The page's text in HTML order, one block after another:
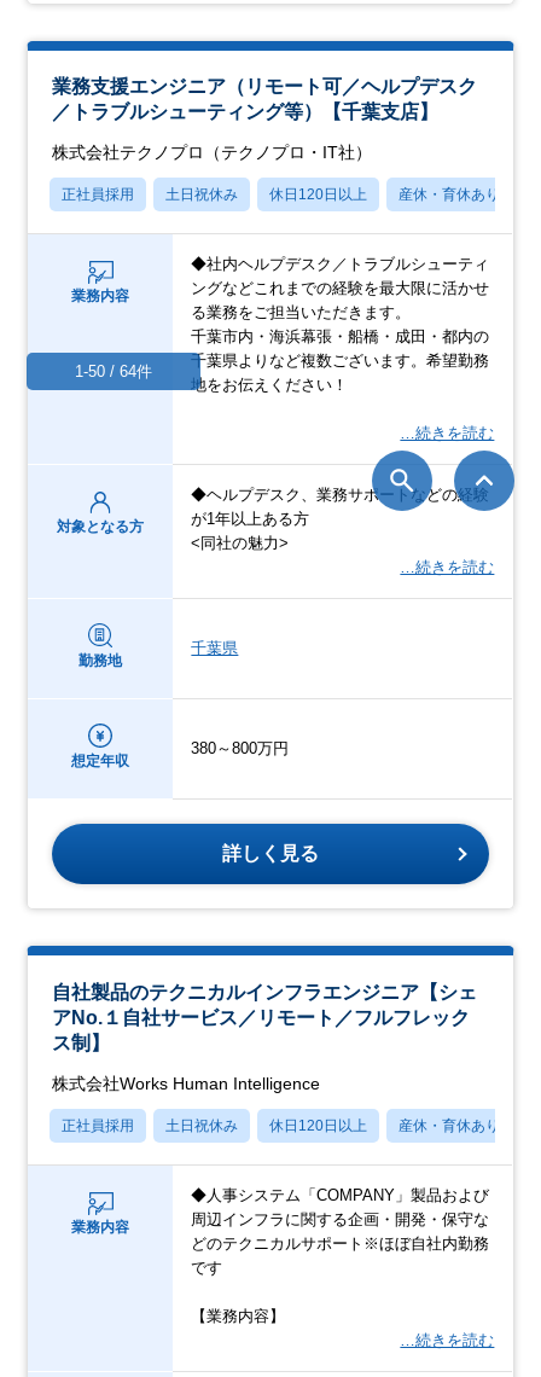
業務支援エンジニア（リモート可／ヘルプデスク
／トラブルシューティング等）【千葉支店】
株式会社テクノプロ（テクノプロ・IT社）
正社員採用 土日祝休み 休日120日以上 産休・育休あり
業務内容
◆社内ヘルプデスク／トラブルシューティ
ングなどこれまでの経験を最大限に活かせ
る業務をご担当いただきます。
千葉市内・海浜幕張・船橋・成田・都内の
千葉県よりなど複数ございます。希望勤務
地をお伝えください！
…続きを読む
対象となる方
◆ヘルプデスク、業務サポートなどの経験
が1年以上ある方
<同社の魅力>
…続きを読む
勤務地
千葉県
想定年収
380～800万円
詳しく見る
自社製品のテクニカルインフラエンジニア【シェ
アNo.１自社サービス／リモート／フルフレック
ス制】
株式会社Works Human Intelligence
正社員採用 土日祝休み 休日120日以上 産休・育休あり
業務内容
◆人事システム「COMPANY」製品および
周辺インフラに関する企画・開発・保守な
どのテクニカルサポート※ほぼ自社内勤務
です
【業務内容】
…続きを読む
1-50 / 64件